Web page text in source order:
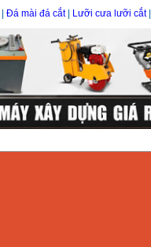
Đá mài đá cắt| Lưỡi cưa lưỡi cắt